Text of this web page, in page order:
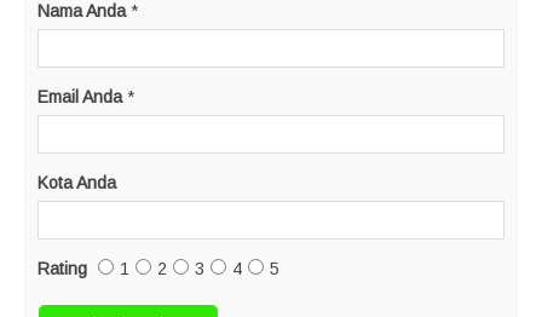
Nama Anda *
Email Anda *
Kota Anda
Rating 1 2 3 4 5